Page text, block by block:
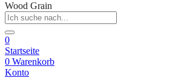
Wood Grain
0
Startseite
0 Warenkorb
Konto